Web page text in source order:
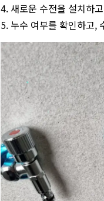
4. 새로운 수전을 설치하
5. 누수 여부를 확인하고,